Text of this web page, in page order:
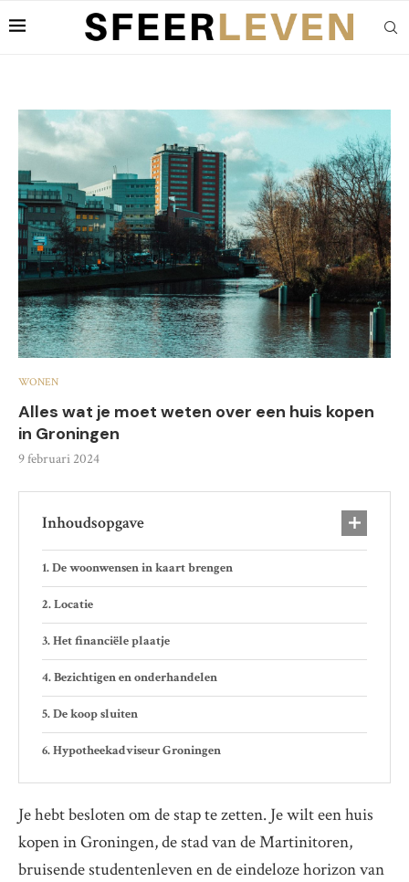
WONEN
Alles wat je moet weten over een huis kopen
in Groningen
9 februari 2024
Inhoudsopgave
De woonwensen in kaart brengen
Locatie
Het financiële plaatje
Bezichtigen en onderhandelen
De koop sluiten
Hypotheekadviseur Groningen
Je hebt besloten om de stap te zetten. Je wilt een huis
kopen in Groningen, de stad van de Martinitoren,
bruisende studentenleven en de eindeloze horizon van